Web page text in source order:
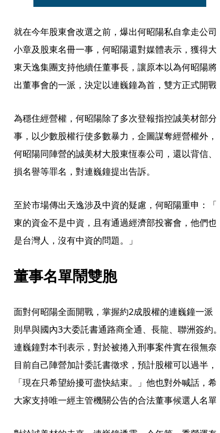
就在今年股東會改選之前，爆出何昭陽私自拿走公司
小章及股東名冊一事，何昭陽還對媒體表示，獲得大
東天逸集團支持他續任董事長，讓原本以為何昭陽將
出董事會的一派，決定以連巍鐘為首，雙方正式開戰
為穩住經營權，何昭陽除了多次登報指控誠美材部分
事，以少數股權行使多數暴力，企圖謀奪經營權外，
何昭陽同陣營的誠美材大股東恆泰公司，還以背信、
損名譽等罪名，對連巍鐘提出告訴。
至於市場傳出天逸涉及中資的疑慮，何昭陽重申：「
東的資金不是中資，且有通過經濟部投審會，他們也
是台灣人，沒有中資的問題。」
董事名單鬧雙胞
面對何昭陽全面開戰，掌握約2成股權的連巍鐘一派
則早與國內3大委託書通路商全通、長龍、聯洲簽約
連巍鐘對本刊表示，對於被捲入刑事案件實在很無奈
目前自己陣營加計委託書徵求，預計股權可以過半，
「現在只希望紛擾可盡快結束。」他也對外喊話，希
大家支持唯一經主管機關公告的合法董事候選人名單